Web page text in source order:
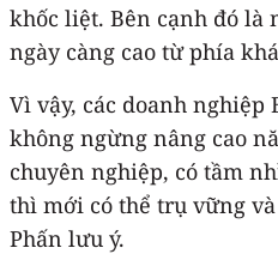
khốc liệt. Bên cạnh đó là
ngày càng cao từ phía
Vì vậy, các doanh nghiệp
không ngừng nâng cao
chuyên nghiệp, có tầm
thì mới có thể trụ vững
Phấn lưu ý.